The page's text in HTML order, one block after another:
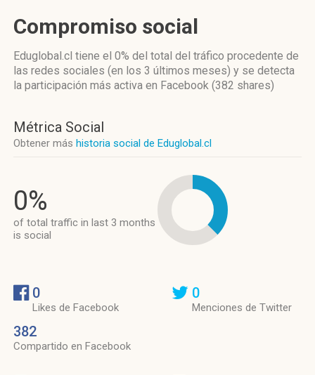
Compromiso social
Eduglobal.cl tiene el 0% del total del tráfico procedente de
las redes sociales (en los 3 últimos meses) y se detecta
la participación más activa en Facebook (382 shares)
Métrica Social
Obtener más historia social de Eduglobal.cl
0%
of total traffic in last 3 months
is social
0
Likes de Facebook
382
Compartido en Facebook
0
Menciones de Twitter